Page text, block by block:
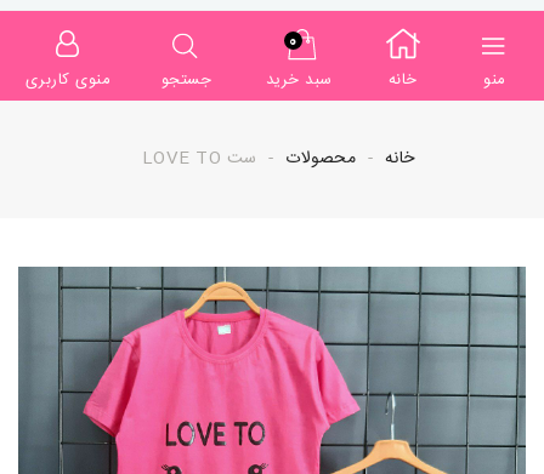
منو خانه
0
سبد خرید
جستجو منوی کاربری
خانه محصولات ست LOVE TO